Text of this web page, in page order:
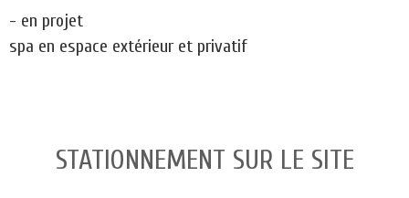
- en projet
spa en espace extérieur et privatif
STATIONNEMENT SUR LE SITE